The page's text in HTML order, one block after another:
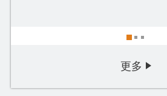
更多